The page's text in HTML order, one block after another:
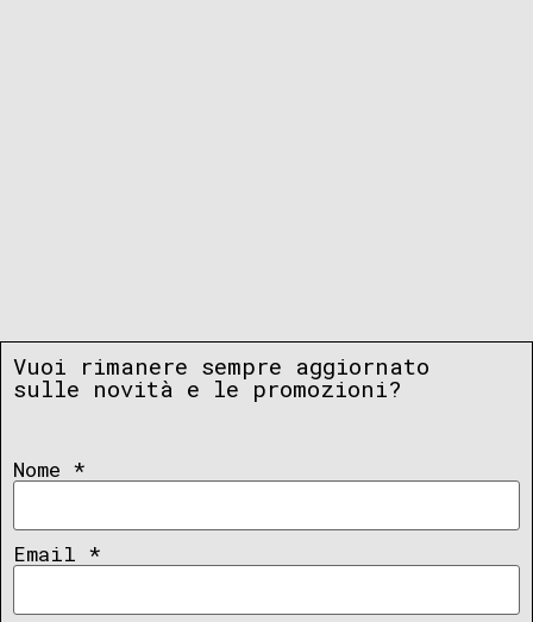
Vuoi rimanere sempre aggiornato
sulle novità e le promozioni?
Nome *
Email *